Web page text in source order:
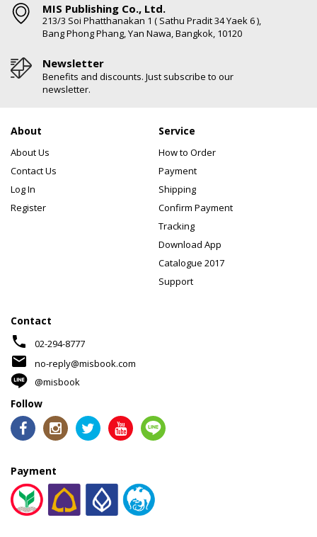
MIS Publishing Co., Ltd.
213/3 Soi Phatthanakan 1 ( Sathu Pradit 34 Yaek 6 ),
Bang Phong Phang, Yan Nawa, Bangkok, 10120
Newsletter
Benefits and discounts. Just subscribe to our
newsletter.
About
About Us
Contact Us
Log In
Register
Service
How to Order
Payment
Shipping
Confirm Payment
Tracking
Download App
Catalogue 2017
Support
Contact
phone 02-294-8777
mail
no-reply@misbook.com
@misbook
Follow
Payment